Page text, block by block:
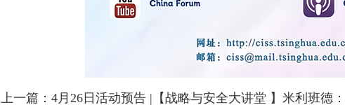
上一篇：4月26日活动预告 |【战略与安全大讲堂 】米利班德